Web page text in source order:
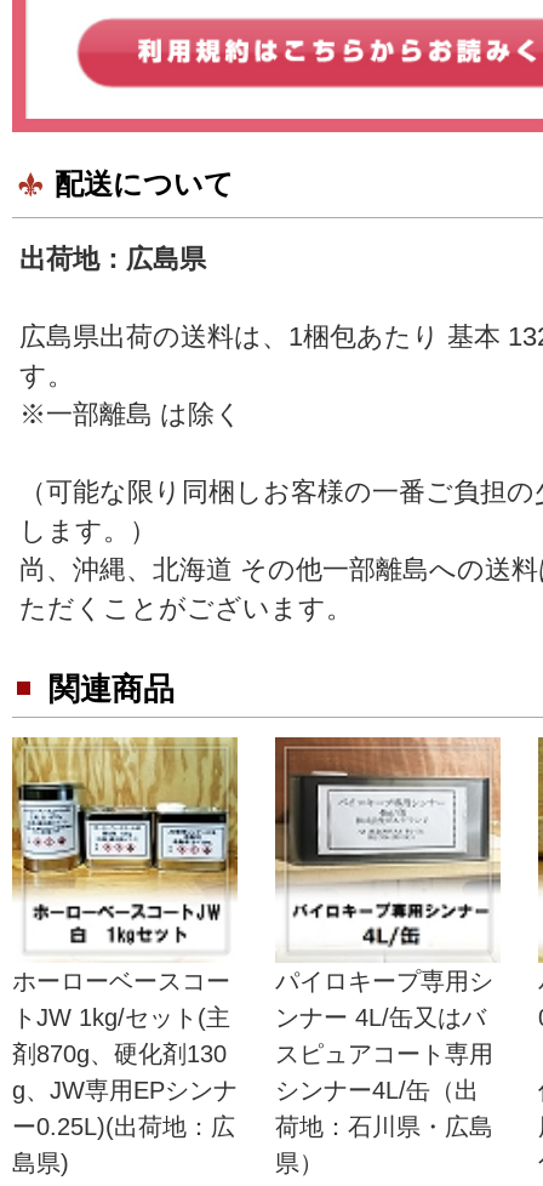
配送について
出荷地：広島県
広島県出荷の送料は、1梱包あたり 基本
す。
※一部離島 は除く
（可能な限り同梱しお客様の一番ご負担
します。）
尚、沖縄、北海道 その他一部離島への送
ただくことがございます。
関連商品
ホーローベースコー
トJW 1kg/セット(主
剤870g、硬化剤130
g、JW専用EPシンナ
ー0.25L)(出荷地：広
島県)
パイロキープ専用シ
ンナー 4L/缶又はバ
スピュアコート専用
シンナー4L/缶（出
荷地：石川県・広島
県）